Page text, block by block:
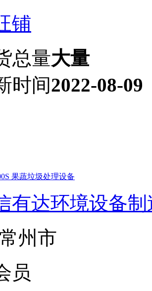
铺
总量大量
时间2022-08-09
果蔬垃圾处理设备
有达环境设备
州市
员